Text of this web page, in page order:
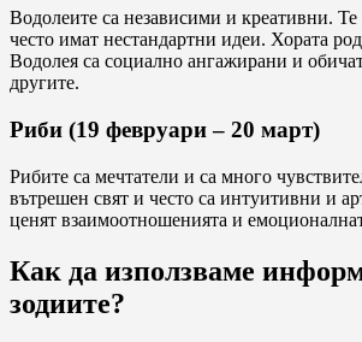
Водолеите са независими и креативни. Те
често имат нестандартни идеи. Хората
Водолея са социално ангажирани и
другите.
Риби (19 февруари – 20 март)
Рибите са мечтатели и са много
вътрешен свят и често са интуитивни и
ценят взаимоотношенията и
Как да използваме
зодиите?